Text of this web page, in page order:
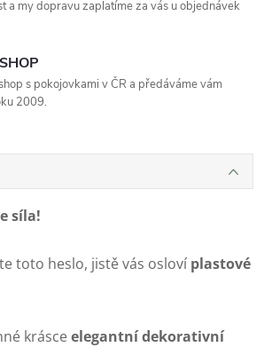
a my dopravu zaplatíme za vás u objednávek
s pokojovkami v ČR a předáváme vám
2009.
síla!
toto heslo, jistě vás osloví plastové
krásceelegantní dekorativní